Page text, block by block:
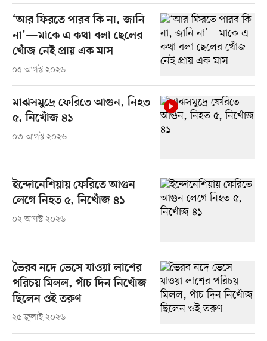
‘আর ফিরতে পারব কি না, জানি
না’—মাকে এ কথা বলা ছেলের
খোঁজ নেই প্রায় এক মাস
০৫ আগস্ট ২০২৬
মাঝসমুদ্রে ফেরিতে আগুন, নিহত
৫, নিখোঁজ ৪১
০৩ আগস্ট ২০২৬
ইন্দোনেশিয়ায় ফেরিতে আগুন
লেগে নিহত ৫, নিখোঁজ ৪১
০২ আগস্ট ২০২৬
ভৈরব নদে ভেসে যাওয়া লাশের
পরিচয় মিলল, পাঁচ দিন নিখোঁজ
ছিলেন ওই তরুণ
২৫ জুলাই ২০২৬